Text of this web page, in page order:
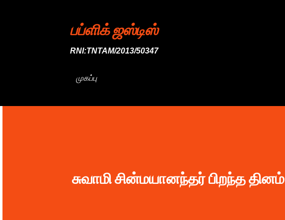
பப்ளிக் ஜஸ்டிஸ்
RNI:TNTAM/2013/50347
முகப்பு
சுவாமி சின்மயானந்தர் பிறந்த தினம்